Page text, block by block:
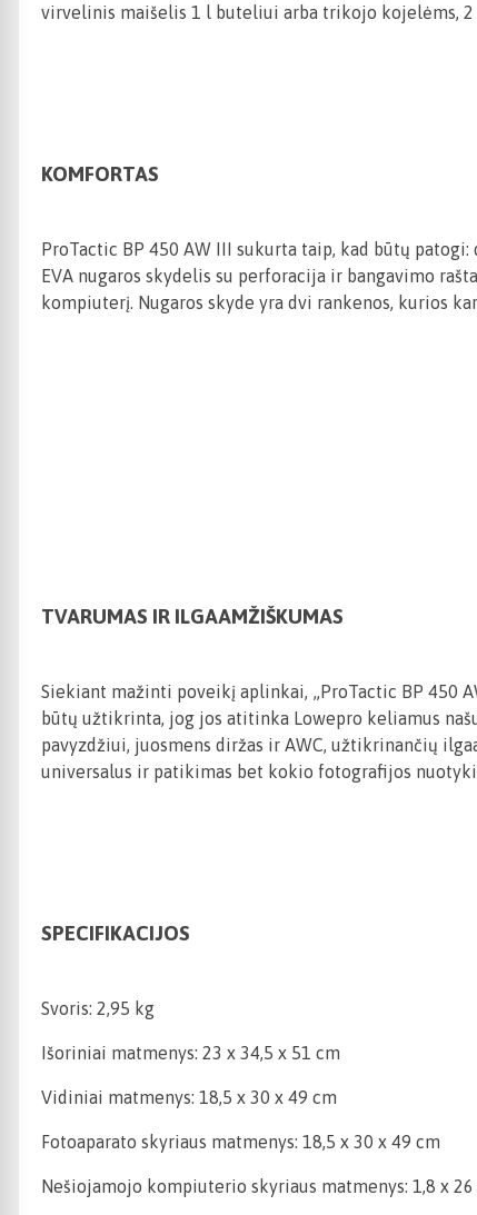
virvelinis maišelis 1 l buteliui arba trikojo kojelėms,
KOMFORTAS
ProTactic BP 450 AW III sukurta taip, kad būtų
EVA nugaros skydelis su perforacija ir bangavimo
kompiuterį. Nugaros skyde yra dvi rankenos, kurios
TVARUMAS IR ILGAAMŽIŠKUMAS
Siekiant mažinti poveikį aplinkai, „ProTactic BP 450
būtų užtikrinta, jog jos atitinka Lowepro keliamus
pavyzdžiui, juosmens diržas ir AWC, užtikrinančių
universalus ir patikimas bet kokio fotografijos
SPECIFIKACIJOS
Svoris: 2,95 kg
Išoriniai matmenys: 23 x 34,5 x 51 cm
Vidiniai matmenys: 18,5 x 30 x 49 cm
Fotoaparato skyriaus matmenys: 18,5 x 30 x 49 cm
Nešiojamojo kompiuterio skyriaus matmenys: 1,8 x 26